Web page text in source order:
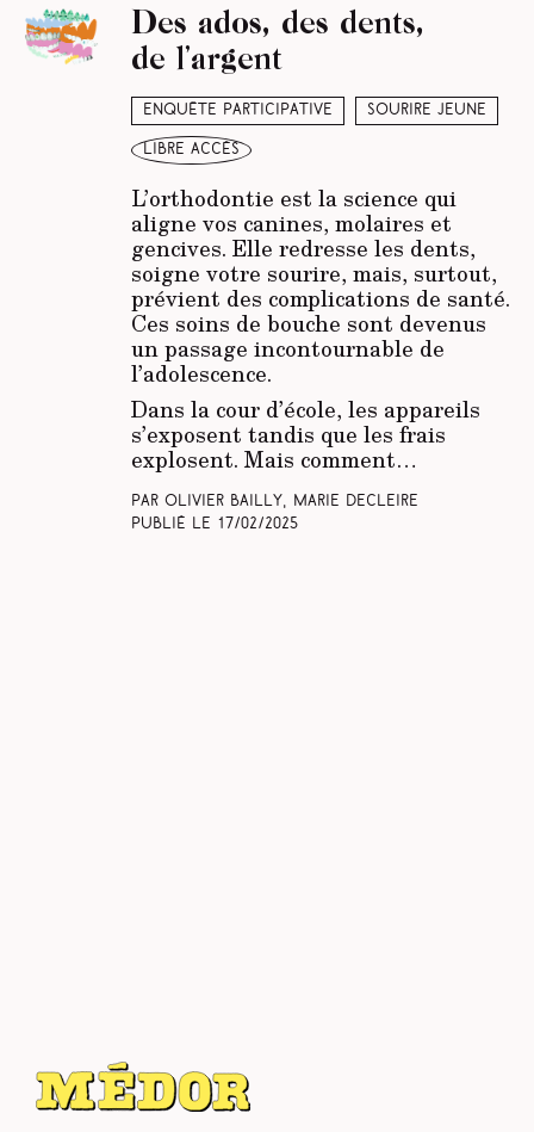
Enquête participative Sourire jeune
libre accès
Des ados, des dents,
de l’argent
L’orthodontie est la science qui
aligne vos canines, molaires et
gencives. Elle redresse les dents,
soigne votre sourire, mais, surtout,
prévient des complications de santé.
Ces soins de bouche sont devenus
un passage incontournable de
l’adolescence.
Dans la cour d’école, les appareils
s’exposent tandis que les frais
explosent. Mais comment…
Par Olivier Bailly, Marie Decleire
Publié le 17/02/2025